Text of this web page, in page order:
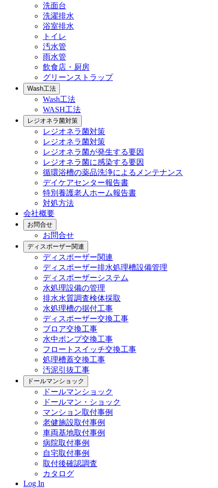
洗面台
洗濯排水
浴室排水
トイレ
汚水管
雨水管
飲食店・厨房
グリーンストラップ
Wash工法
Wash工法
WASH工法
レジオネラ菌対策
レジオネラ菌対策
レジオネラ菌対策
レジオネラ菌が発生する要因
レジオネラ菌に感染する要因
循環浴槽の薬品洗浄によるメンテナンス
デイケアセンター報告書
特別養護老人ホーム報告書
対処方法
会社概要
お問合せ
お問合せ
ディスポーザー関連
ディスポーザー関連
ディスポーザー排水処理槽設備管理
ディスポーザーシステム
水処理設備の管理
排水水質調査検体採取
水処理槽の据付工事
ディスポーザー交換工事
ブロア交換工事
水中ポンプ交換工事
フロートスイッチ交換工事
処理槽蓋交換工事
汚泥引抜工事
ドールマンショック
ドールマンショック
ドールマン・ショック
マンション取付事例
老健施設取付事例
車両基地取付事例
病院取付事例
自宅取付事例
取付後確認調査
カタログ
Log In